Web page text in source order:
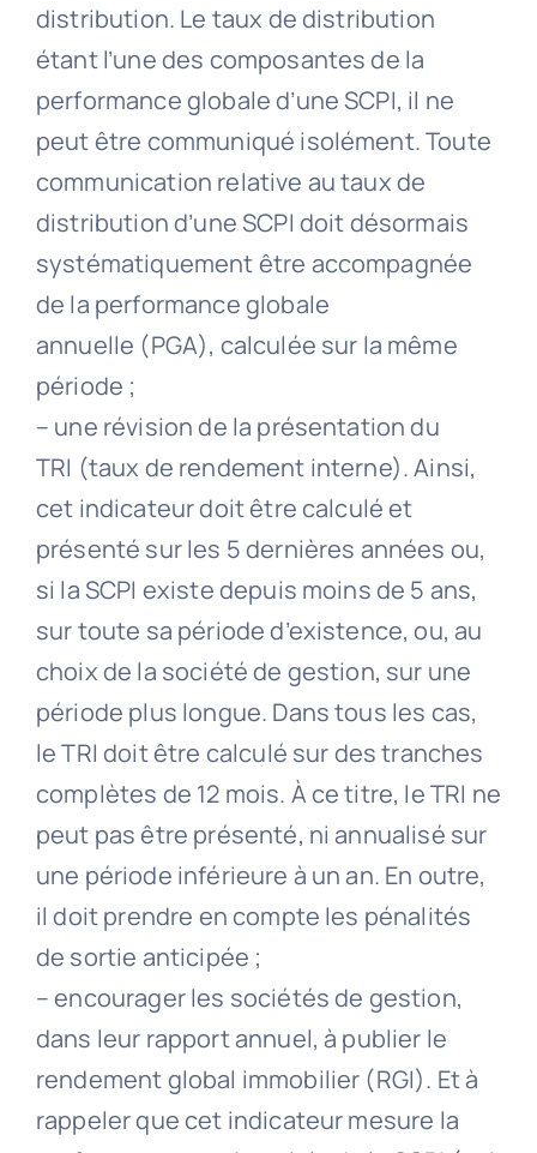
distribution. Le taux de distribution
étant l’une des composantes de la
performance globale d’une SCPI, il ne
peut être communiqué isolément. Toute
communication relative au taux de
distribution d’une SCPI doit désormais
systématiquement être accompagnée
de la performance globale
annuelle (PGA), calculée sur la même
période ;
– une révision de la présentation du
TRI (taux de rendement interne). Ainsi,
cet indicateur doit être calculé et
présenté sur les 5 dernières années ou,
si la SCPI existe depuis moins de 5 ans,
sur toute sa période d’existence, ou, au
choix de la société de gestion, sur une
période plus longue. Dans tous les cas,
le TRI doit être calculé sur des tranches
complètes de 12 mois. À ce titre, le TRI ne
peut pas être présenté, ni annualisé sur
une période inférieure à un an. En outre,
il doit prendre en compte les pénalités
de sortie anticipée ;
– encourager les sociétés de gestion,
dans leur rapport annuel, à publier le
rendement global immobilier (RGI). Et à
rappeler que cet indicateur mesure la